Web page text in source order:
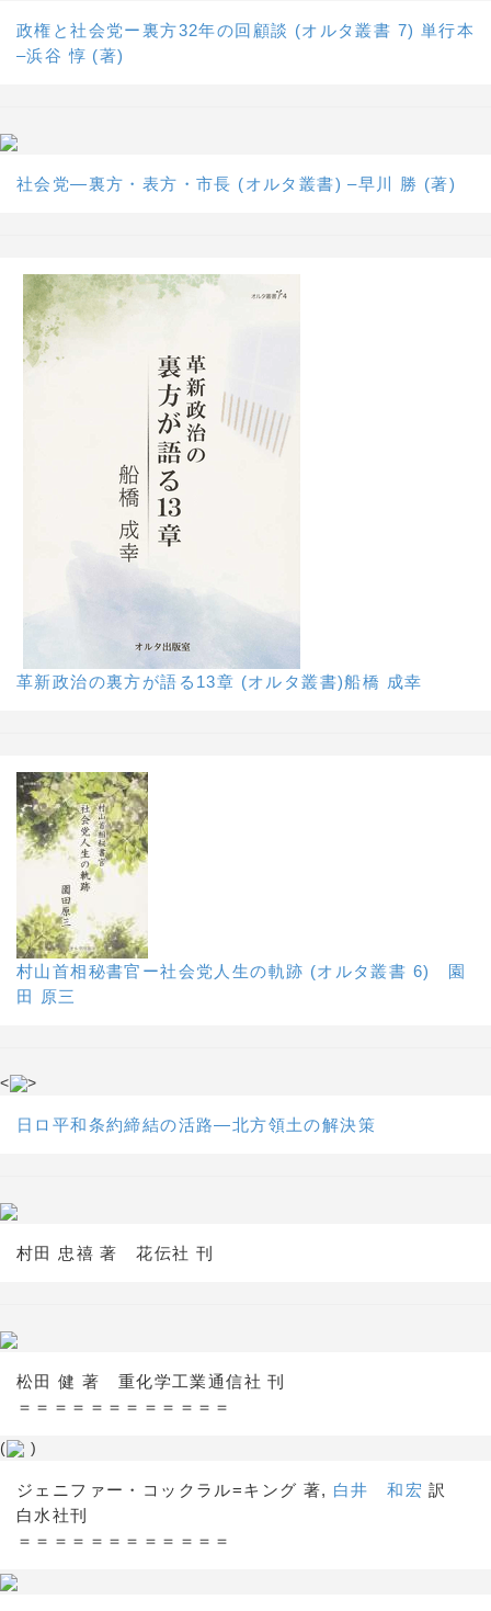
政権と社会党ー裏方32年の回顧談 (オルタ叢書 7) 単行本
–浜谷 惇 (著)
社会党―裏方・表方・市長 (オルタ叢書) –早川 勝 (著)
革新政治の裏方が語る13章 (オルタ叢書)船橋 成幸
村山首相秘書官ー社会党人生の軌跡 (オルタ叢書 6) 園
田 原三
< >
日ロ平和条約締結の活路―北方領土の解決策
村田 忠禧 著 花伝社 刊
松田 健 著 重化学工業通信社 刊
＝＝＝＝＝＝＝＝＝＝＝＝
( )
ジェニファー・コックラル=キング 著, 白井 和宏 訳
白水社刊
＝＝＝＝＝＝＝＝＝＝＝＝